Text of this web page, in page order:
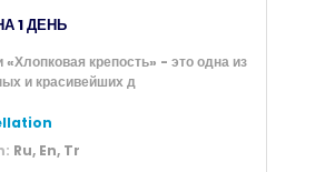
1 ДЕНЬ
крепость» - это одна из
и красивейших д
Ru, En, Tr